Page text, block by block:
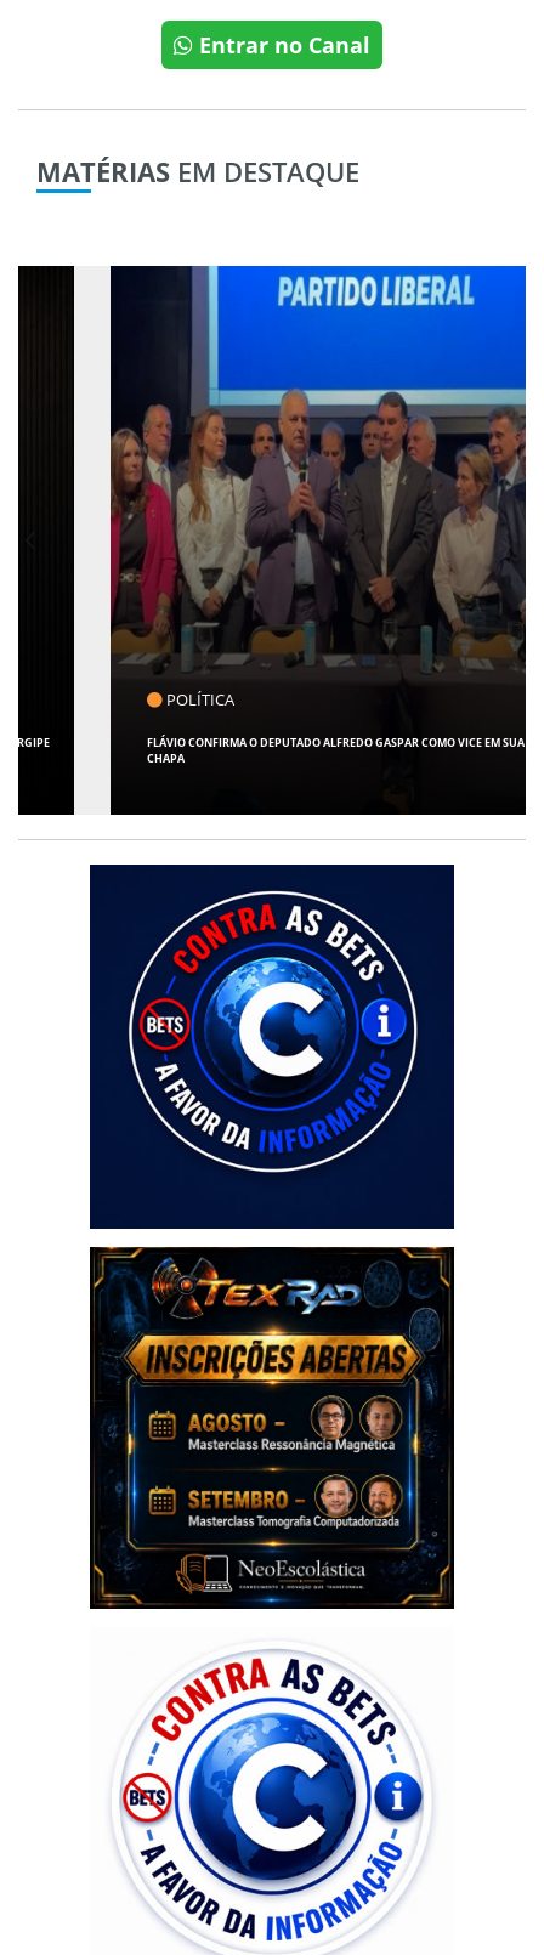
Entrar no Canal
MATÉRIAS EM DESTAQUE
POLÍTICA
FLÁVIO CONFIRMA O DEPUTADO ALFREDO GASPAR COMO VICE EM SUA